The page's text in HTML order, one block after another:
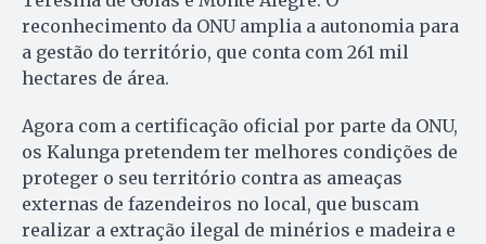
reconhecimento da ONU amplia a autonomia para
a gestão do território, que conta com 261 mil
hectares de área.
Agora com a certificação oficial por parte da ONU,
os Kalunga pretendem ter melhores condições de
proteger o seu território contra as ameaças
externas de fazendeiros no local, que buscam
realizar a extração ilegal de minérios e madeira e